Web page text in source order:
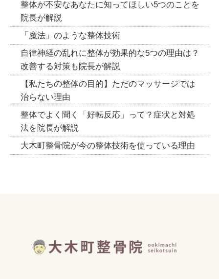
整体が不安なあなたに知ってほしい5つのことを
院長が解説
「魔法」のような整体技術
自律神経の乱れに整体が効果的な5つの理由は？
改善する対策も院長が解説
【私たちの整体の目的】ただのマッサージでは
治らない理由
整体でよく聞く「好転反応」って？症状と対処
法を院長が解説
大木町整骨院が今の整体技術を使っている理由